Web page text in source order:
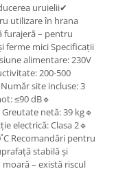
uruielii✔
utilizare în hrana
furajeră – pentru
ferme mici Specificații
alimentare: 230V
200-500
site incluse: 3
≤90 dB🔹
netă: 39 kg🔹
electrică: Clasa 2🔹
Recomandări pentru
stabilă și
– există riscul